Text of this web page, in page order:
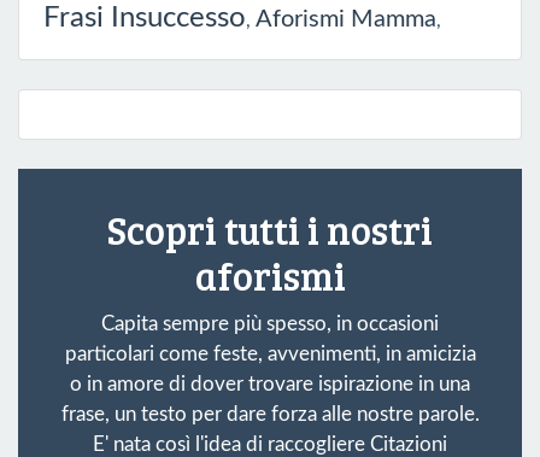
Frasi Insuccesso, Aforismi Mamma,
Scopri tutti i nostri
aforismi
Capita sempre più spesso, in occasioni
particolari come feste, avvenimenti, in amicizia
o in amore di dover trovare ispirazione in una
frase, un testo per dare forza alle nostre parole.
E' nata così l'idea di raccogliere Citazioni